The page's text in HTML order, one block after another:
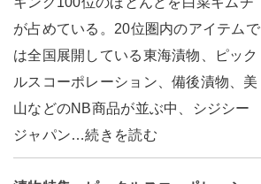
が占めている。20位圏内のアイテムで
は全国展開している東海漬物、ピック
ルスコーポレーション、備後漬物、美
山などのNB商品が並ぶ中、シジシー
ジャパン…続きを読む